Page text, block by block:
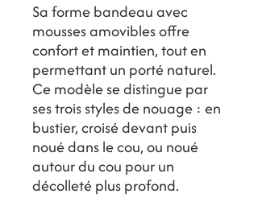
Sa forme bandeau avec
mousses amovibles offre
confort et maintien, tout en
permettant un porté naturel.
Ce modèle se distingue par
ses trois styles de nouage : en
bustier, croisé devant puis
noué dans le cou, ou noué
autour du cou pour un
décolleté plus profond.